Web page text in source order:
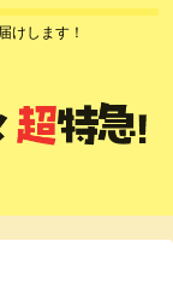
けします！